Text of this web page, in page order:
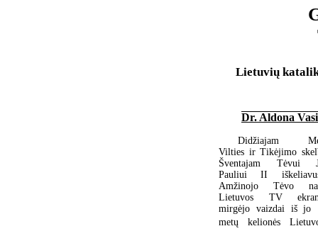
Lietuvių
Dr. Aldona
Didžiajam
Vilties ir Tikėjimo
Šventajam Tėvui
Pauliui II
Amžinojo Tėvo
Lietuvos TV
mirgėjo vaizdai iš jo
metų kelionės